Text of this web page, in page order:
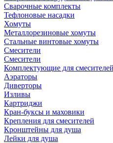
Сварочные комплекты
Тефлоновые насадки
Хомуты
Металлорезиновые хомуты
Стальные винтовые хомуты
Смесители
Смесители
Комплектующие для смесителей
Аэраторы
Диверторы
Изливы
Картриджи
Кран-буксы и маховики
Крепления для смесителей
Кронштейны для душа
Лейки для душа